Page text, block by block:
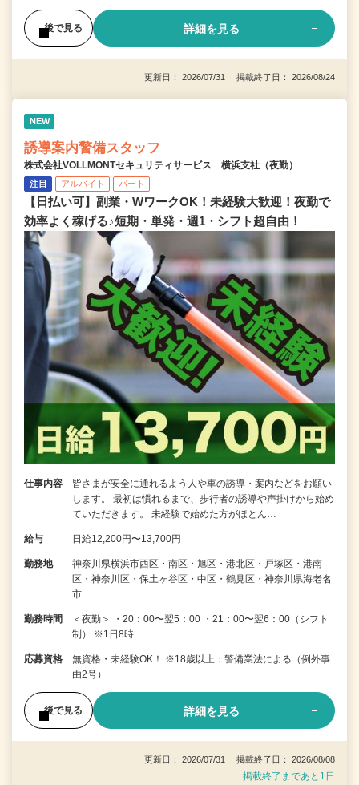
後で見る 詳細を見る
更新日： 2026/07/31 掲載終了日： 2026/08/24
NEW
誘導案内警備スタッフ
株式会社VOLLMONTセキュリティサービス 横浜支社（夜勤）
注目 アルバイト パート
【日払い可】副業・WワークOK！未経験大歓迎！夜勤で
効率よく稼げる♪短期・単発・週1・シフト超自由！
仕事内容
皆さまが安全に通れるよう人や車の誘導・案内などをお願い
します。 最初は慣れるまで、歩行者の誘導や声掛けから始め
ていただきます。 未経験で始めた方がほとん…
給与 日給12,200円〜13,700円
勤務地
神奈川県横浜市西区・南区・旭区・港北区・戸塚区・港南
区・神奈川区・保土ヶ谷区・中区・鶴見区・神奈川県海老名
市
勤務時間
＜夜勤＞ ・20：00〜翌5：00 ・21：00〜翌6：00（シフト
制） ※1日8時…
応募資格
無資格・未経験OK！ ※18歳以上：警備業法による（例外事
由2号）
後で見る 詳細を見る
更新日： 2026/07/31 掲載終了日： 2026/08/08
掲載終了まであと1日